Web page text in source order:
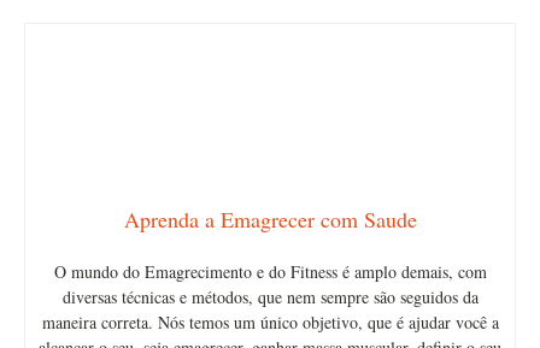
Aprenda a Emagrecer com Saude
O mundo do Emagrecimento e do Fitness é amplo demais, com
diversas técnicas e métodos, que nem sempre são seguidos da
maneira correta. Nós temos um único objetivo, que é ajudar você a